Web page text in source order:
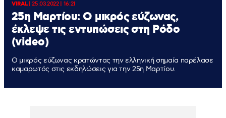
VIRAL|25.03.2022 | 16:21
25η Μαρτίου: Ο μικρός εύζωνας,
έκλεψε τις εντυπώσεις στη Ρόδο
(video)
Ο μικρός εύζωνας κρατώντας την ελληνική σημαία παρέλασε
καμαρωτός στις εκδηλώσεις για την 25η Μαρτίου.